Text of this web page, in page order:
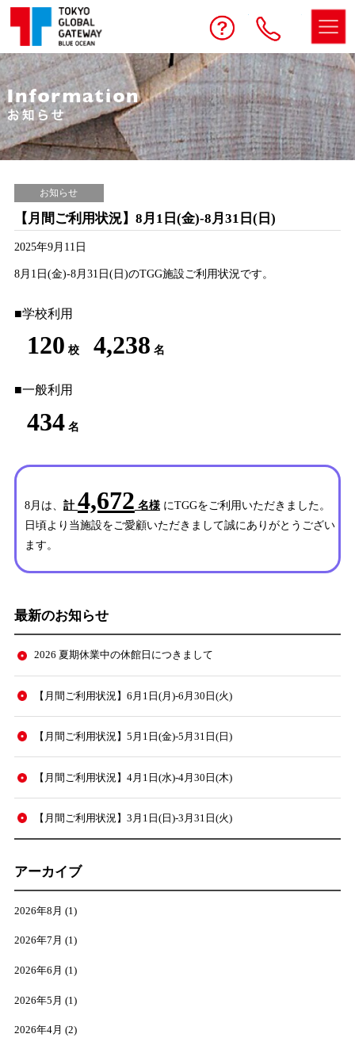
お問い合わせ電話
お知らせ
【月間ご利用状況】8月1日(金)-8月31日(日)
2025年9月11日
8月1日(金)-8月31日(日)のTGG施設ご利用状況です。
■学校利用
120 校 4,238 名
■一般利用
434名
8月は、 計 4,672 名様にTGGをご利用いただきました。
日頃より当施設をご愛顧いただきまして誠にありがとうござい
ます。
最新のお知らせ
2026 夏期休業中の休館日につきまして
【月間ご利用状況】6月1日(月)-6月30日(火)
【月間ご利用状況】5月1日(金)-5月31日(日)
【月間ご利用状況】4月1日(水)-4月30日(木)
【月間ご利用状況】3月1日(日)-3月31日(火)
アーカイブ
2026年8月 (1)
2026年7月 (1)
2026年6月 (1)
2026年5月 (1)
2026年4月 (2)